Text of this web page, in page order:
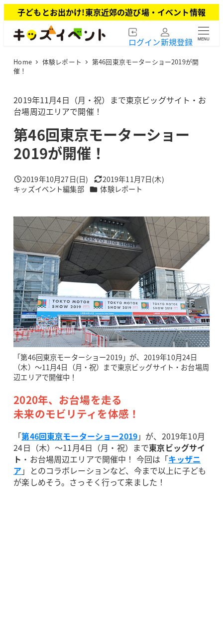
イ
子どもとお出かけ!東京近郊の遊び場・イベント情報
ログイン新規登録 MENU
Home 体験レポート
第46回東京モーターショー2019が開
催！
2019年11月4日（月・祝）まで東京ビッグサイト・お
台場周辺エリアで開催！
第46回東京モーターショー
2019が開催！
投稿日
2019年10月27日(日) 更新日
2019年11月7日(木)
著
キッズイベント編集部 カテゴリー
体験レポート
「第46回東京モーターショー2019」が、2019年10月24日
（木）～11月4日（月・祝）まで東京ビッグサイト・お台場周
辺エリアで開催中！
2020年、お台場を走る
未来のモビリティを体感！
「第46回東京モーターショー2019」が、2019年10月
24日（木）～11月4日（月・祝）まで東京ビッグサイ
ト ・お台場周辺エリアで開催中！ 今回は「キッザニ
ア 」とのコラボレーションなど、今まで以上に子ども
が楽しめそう。さっそく行って来ました！